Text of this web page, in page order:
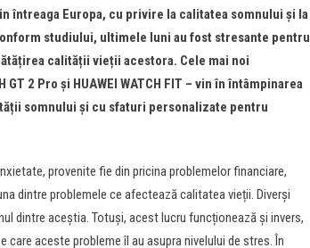
întreaga Europa, cu privire la calitatea somnului și la
studiului, ultimele luni au fost stresante pentru
țirea calității vieții acestora. Cele mai noi
2 Pro și HUAWEI WATCH FIT – vin în întâmpinarea
ții somnului și cu sfaturi personalizate pentru
provenite fie din pricina problemelor financiare,
dintre problemele ce afectează calitatea vieții. Diverși
dintre aceștia. Totuși, acest lucru funcționează și invers,
aceste probleme îl au asupra nivelului de stres. În